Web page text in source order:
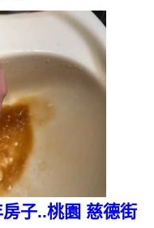
象讓人震撼：一開
銹水；緊接著，水質
來就像是一杯濃郁的
細心反覆清洗，水質
也完全恢復正常，順
懂您的居家水質與
好...
子..桃園 慈德街